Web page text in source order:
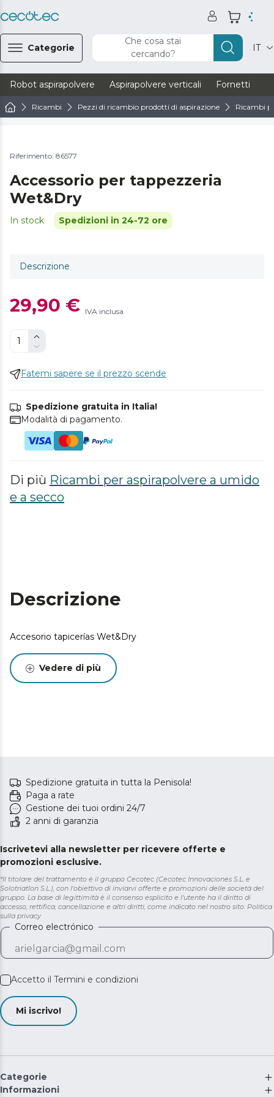
Categorie
Che cosa stai
cercando?
IT
Robot aspirapolvere Aspirapolvere verticali Fornetti
Ricambi Pezzi di ricambio prodotti di aspirazione Ricambi
Riferimento: 86577
Accessorio per tappezzeria
Wet&Dry
In stock Spedizioni in 24-72 ore
Descrizione
29,90 € IVA inclusa
Fatemi sapere se il prezzo scende
Spedizione gratuita in Italia!
Modalità di pagamento.
Di più Ricambi per aspirapolvere a umido
e a secco
Descrizione
Accesorio tapicerías Wet&Dry
Vedere di più
Spedizione gratuita in tutta la Penisola!
Paga a rate
Gestione dei tuoi ordini 24/7
2 anni di garanzia
Iscrivetevi alla newsletter per ricevere offerte e
promozioni esclusive.
*Il titolare del trattamento è il gruppo Cecotec (Cecotec Innovaciones S.L. e
Solotriatlon S.L.), con l'obiettivo di inviarvi offerte e promozioni delle società del
gruppo. La base di legittimità è il consenso esplicito e l'utente ha il diritto di
accesso, rettifica, cancellazione e altri diritti, come indicato nel nostro sito. Politica
sulla privacy
Correo electrónico
Accetto il Termini e condizioni
Mi iscrivo!
Categorie
Informazioni